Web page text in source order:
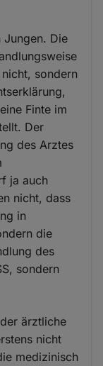
Jungen. Die
sondern
Finte im
Der
des Arztes
ja auch
nicht, dass
in
die
des
sondern
ärztliche
nicht
medizinisch